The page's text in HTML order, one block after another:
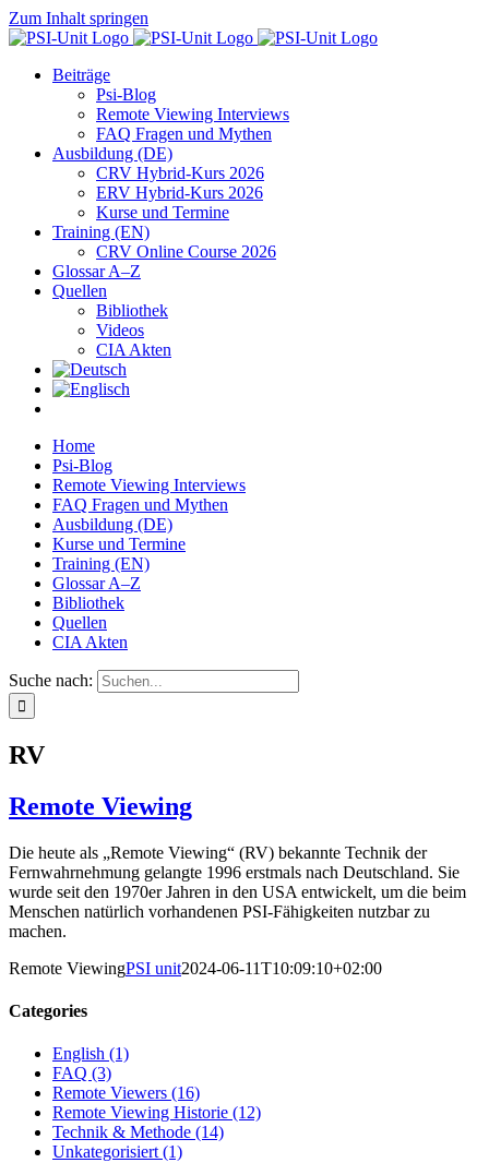
Zum Inhalt springen
Beiträge
Psi-Blog
Remote Viewing Interviews
FAQ Fragen und Mythen
Ausbildung (DE)
CRV Hybrid-Kurs 2026
ERV Hybrid-Kurs 2026
Kurse und Termine
Training (EN)
CRV Online Course 2026
Glossar A–Z
Quellen
Bibliothek
Videos
CIA Akten
Home
Psi-Blog
Remote Viewing Interviews
FAQ Fragen und Mythen
Ausbildung (DE)
Kurse und Termine
Training (EN)
Glossar A–Z
Bibliothek
Quellen
CIA Akten
Suche nach:
RV
Remote Viewing
Die heute als „Remote Viewing“ (RV) bekannte Technik der
Fernwahrnehmung gelangte 1996 erstmals nach Deutschland. Sie
wurde seit den 1970er Jahren in den USA entwickelt, um die beim
Menschen natürlich vorhandenen PSI-Fähigkeiten nutzbar zu
machen.
Remote ViewingPSI unit2024-06-11T10:09:10+02:00
Categories
English (1)
FAQ (3)
Remote Viewers (16)
Remote Viewing Historie (12)
Technik & Methode (14)
Unkategorisiert (1)